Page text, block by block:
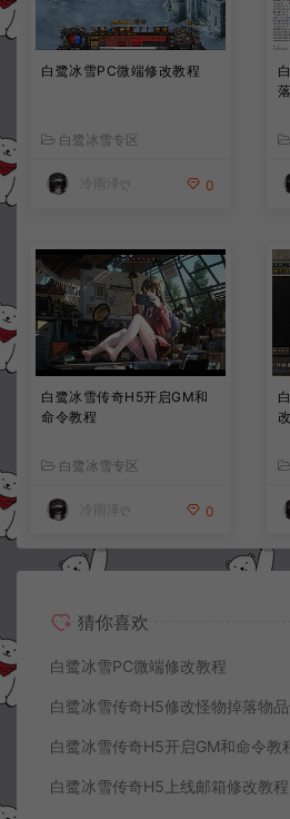
白鹭冰雪PC微端修改教程
白鹭冰雪专区
冷雨泽ღ 0
白鹭冰雪传奇H5开启GM和
命令教程
白鹭冰雪专区
冷雨泽ღ 0
猜你喜欢
白鹭冰雪PC微端修改教程
白鹭冰雪传奇H5开启GM和命令教
白鹭冰雪传奇H5上线邮箱修改教程